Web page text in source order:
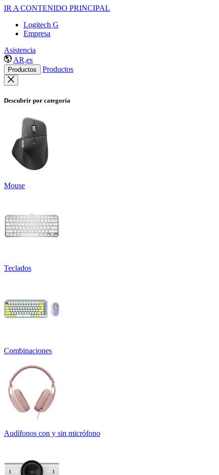
IR A CONTENIDO PRINCIPAL
Logitech G
Empresa
Asistencia
AR,es
Productos Productos
Descubrir por categoría
Mouse
Teclados
Combinaciones
Audífonos con y sin micrófono